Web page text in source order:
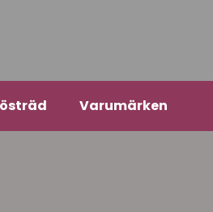
Varumärken